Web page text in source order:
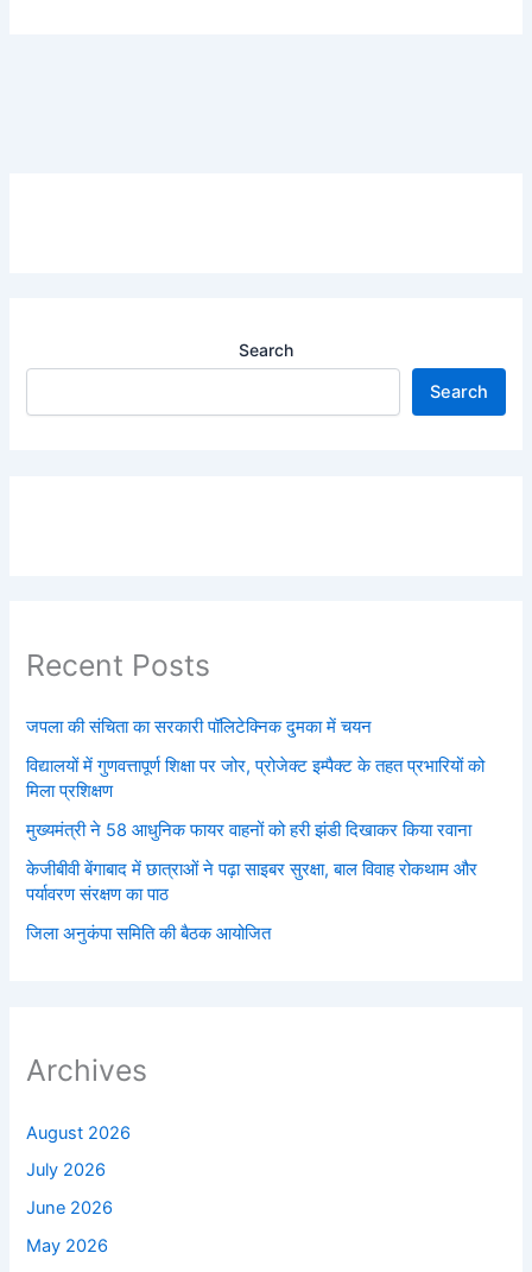
Search
Search
Recent Posts
जपला की संचिता का सरकारी पॉलिटेक्निक दुमका में चयन
विद्यालयों में गुणवत्तापूर्ण शिक्षा पर जोर, प्रोजेक्ट इम्पैक्ट के तहत प्रभारियों को
मिला प्रशिक्षण
मुख्यमंत्री ने 58 आधुनिक फायर वाहनों को हरी झंडी दिखाकर किया रवाना
केजीबीवी बेंगाबाद में छात्राओं ने पढ़ा साइबर सुरक्षा, बाल विवाह रोकथाम और
पर्यावरण संरक्षण का पाठ
जिला अनुकंपा समिति की बैठक आयोजित
Archives
August 2026
July 2026
June 2026
May 2026